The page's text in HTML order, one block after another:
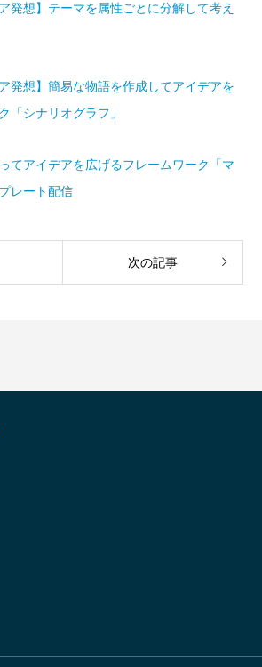
ア発想】テーマを属性ごとに分解して考え
ア発想】簡易な物語を作成してアイデアを
「シナリオグラフ」
てアイデアを広げるフレームワーク「マ
レート配信
次の記事